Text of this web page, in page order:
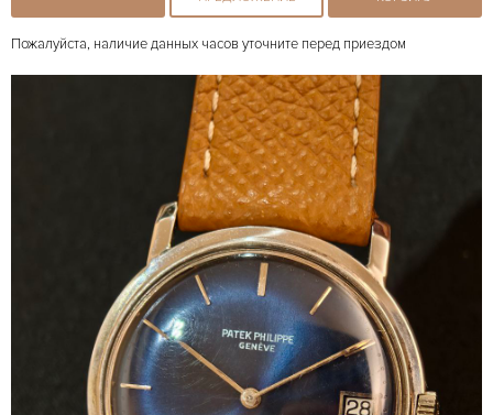
Пожалуйста, наличие данных часов уточните перед приездом